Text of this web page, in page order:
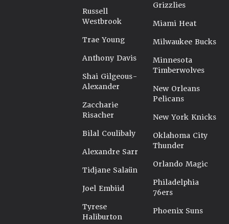
Russell
Westbrook
Trae Young
Anthony Davis
Shai Gilgeous-
Alexander
Zaccharie
Risacher
Bilal Coulibaly
Alexandre Sarr
Tidjane Salaün
Joel Embiid
Tyrese
Haliburton
Grizzlies
Miami Heat
Milwaukee Bucks
Minnesota
Timberwolves
New Orleans
Pelicans
New York Knicks
Oklahoma City
Thunder
Orlando Magic
Philadelphia
76ers
Phoenix Suns